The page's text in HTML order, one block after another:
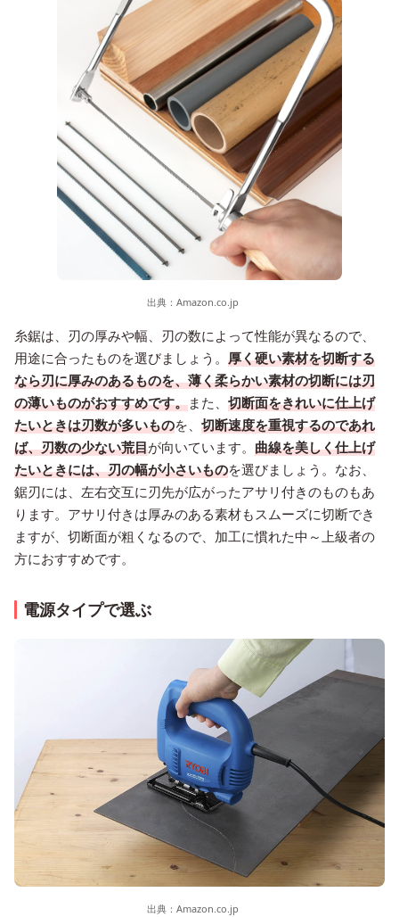
出典： Amazon.co.jp
糸鋸は、刃の厚みや幅、刃の数によって性能が異なるので、
用途に合ったものを選びましょう。 厚く硬い素材を切断する
なら刃に厚みのあるものを、薄く柔らかい素材の切断には刃
の薄いものがおすすめです。また、 切断面をきれいに仕上げ
たいときは刃数が多いものを、 切断速度を重視するのであれ
ば、刃数の少ない荒目が向いています。 曲線を美しく仕上げ
たいときには、刃の幅が小さいものを選びましょう。なお、
鋸刃には、左右交互に刃先が広がったアサリ付きのものもあ
ります。アサリ付きは厚みのある素材もスムーズに切断でき
ますが、切断面が粗くなるので、加工に慣れた中～上級者の
方におすすめです。
電源タイプで選ぶ
出典： Amazon.co.jp